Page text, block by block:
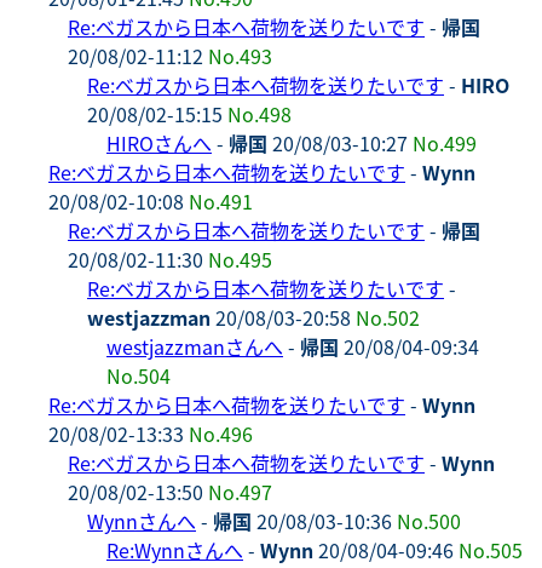
Re:ベガスから日本へ荷物を送りたいです - 帰国
20/08/02-11:12 No.493
Re:ベガスから日本へ荷物を送りたいです - HIRO
20/08/02-15:15 No.498
HIROさんへ - 帰国 20/08/03-10:27 No.499
Re:ベガスから日本へ荷物を送りたいです - Wynn
20/08/02-10:08 No.491
Re:ベガスから日本へ荷物を送りたいです - 帰国
20/08/02-11:30 No.495
Re:ベガスから日本へ荷物を送りたいです -
westjazzman 20/08/03-20:58 No.502
westjazzmanさんへ - 帰国 20/08/04-09:34
No.504
Re:ベガスから日本へ荷物を送りたいです - Wynn
20/08/02-13:33 No.496
Re:ベガスから日本へ荷物を送りたいです - Wynn
20/08/02-13:50 No.497
Wynnさんへ - 帰国 20/08/03-10:36 No.500
Re:Wynnさんへ - Wynn 20/08/04-09:46 No.505